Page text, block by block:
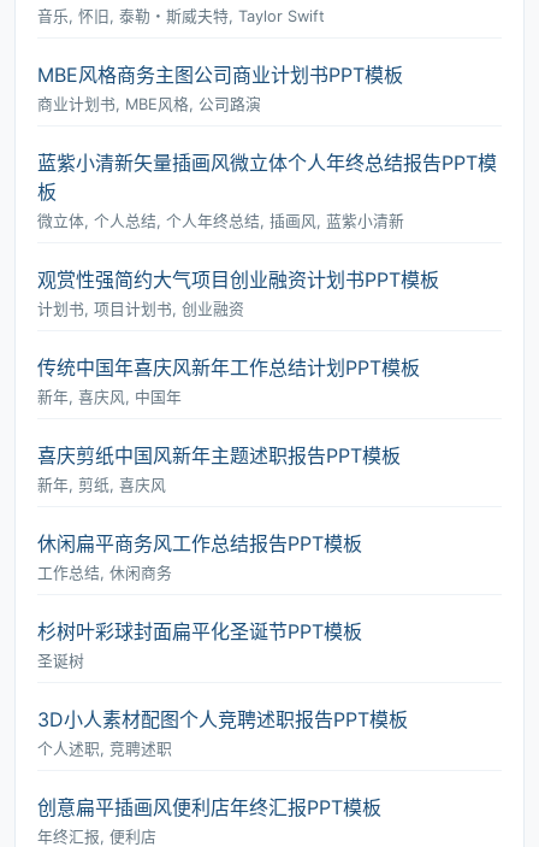
音乐, 怀旧, 泰勒・斯威夫特, Taylor Swift
MBE风格商务主图公司商业计划书PPT模板
商业计划书, MBE风格, 公司路演
蓝紫小清新矢量插画风微立体个人年终总结报告PPT模
板
微立体, 个人总结, 个人年终总结, 插画风, 蓝紫小清新
观赏性强简约大气项目创业融资计划书PPT模板
计划书, 项目计划书, 创业融资
传统中国年喜庆风新年工作总结计划PPT模板
新年, 喜庆风, 中国年
喜庆剪纸中国风新年主题述职报告PPT模板
新年, 剪纸, 喜庆风
休闲扁平商务风工作总结报告PPT模板
工作总结, 休闲商务
杉树叶彩球封面扁平化圣诞节PPT模板
圣诞树
3D小人素材配图个人竞聘述职报告PPT模板
个人述职, 竞聘述职
创意扁平插画风便利店年终汇报PPT模板
年终汇报, 便利店